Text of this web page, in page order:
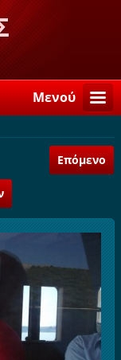
ΣΤΗ
Μενού
Επόμενο